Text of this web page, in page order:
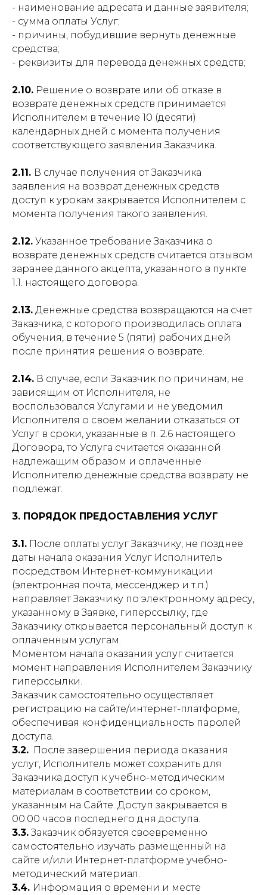
- наименование адресата и данные заявителя;
- сумма оплаты Услуг;
- причины, побудившие вернуть денежные
средства;
- реквизиты для перевода денежных средств;
2.10. Решение о возврате или об отказе в
возврате денежных средств принимается
Исполнителем в течение 10 (десяти)
календарных дней с момента получения
соответствующего заявления Заказчика.
2.11. В случае получения от Заказчика
заявления на возврат денежных средств
доступ к урокам закрывается Исполнителем с
момента получения такого заявления.
2.12. Указанное требование Заказчика о
возврате денежных средств считается отзывом
заранее данного акцепта, указанного в пункте
1.1. настоящего договора.
2.13. Денежные средства возвращаются на счет
Заказчика, с которого производилась оплата
обучения, в течение 5 (пяти) рабочих дней
после принятия решения о возврате.
2.14. В случае, если Заказчик по причинам, не
зависящим от Исполнителя, не
воспользовался Услугами и не уведомил
Исполнителя о своем желании отказаться от
Услуг в сроки, указанные в п. 2.6 настоящего
Договора, то Услуга считается оказанной
надлежащим образом и оплаченные
Исполнителю денежные средства возврату не
подлежат.
3. ПОРЯДОК ПРЕДОСТАВЛЕНИЯ УСЛУГ
3.1. После оплаты услуг Заказчику, не позднее
даты начала оказания Услуг Исполнитель
посредством Интернет-коммуникации
(электронная почта, мессенджер и т.п.)
направляет Заказчику по электронному адресу,
указанному в Заявке, гиперссылку, где
Заказчику открывается персональный доступ к
оплаченным услугам.
Моментом начала оказания услуг считается
момент направления Исполнителем Заказчику
гиперссылки.
Заказчик самостоятельно осуществляет
регистрацию на сайте/интернет-платформе,
обеспечивая конфиденциальность паролей
доступа.
3.2. После завершения периода оказания
услуг, Исполнитель может сохранить для
Заказчика доступ к учебно-методическим
материалам в соответствии со сроком,
указанным на Сайте. Доступ закрывается в
00:00 часов последнего дня доступа.
3.3.Заказчик обязуется своевременно
самостоятельно изучать размещенный на
сайте и/или Интернет-платформе учебно-
методический материал.
3.4. Информация о времени и месте